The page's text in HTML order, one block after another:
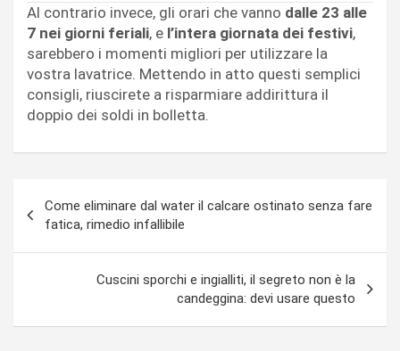
Al contrario invece, gli orari che vanno dalle 23 alle
7 nei giorni feriali, e l’intera giornata dei festivi,
sarebbero i momenti migliori per utilizzare la
vostra lavatrice. Mettendo in atto questi semplici
consigli, riuscirete a risparmiare addirittura il
doppio dei soldi in bolletta.
articoli
Come eliminare dal water il calcare ostinato senza fare
fatica, rimedio infallibile
Cuscini sporchi e ingialliti, il segreto non è la
candeggina: devi usare questo